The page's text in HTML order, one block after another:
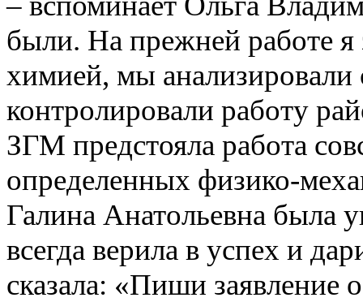
были. На прежней работе я
химией, мы анализировали
контролировали работу
ЗГМ предстояла работа
определенных физико-
Галина Анатольевна была
всегда верила в успех и
сказала: «Пиши заявление